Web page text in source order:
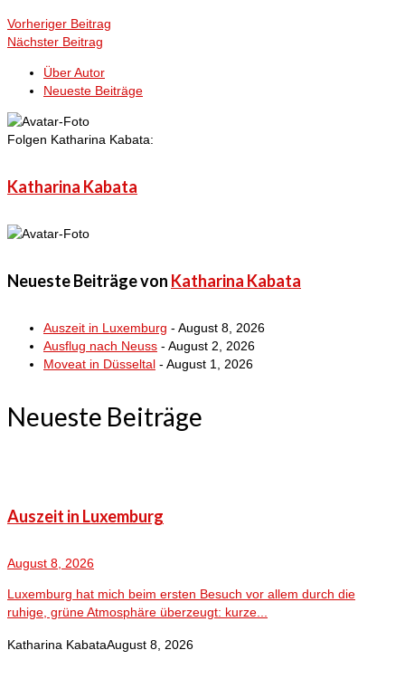
Vorheriger Beitrag
Nächster Beitrag
Über Autor
Neueste Beiträge
Folgen Katharina Kabata:
Katharina Kabata
Neueste Beiträge von Katharina Kabata
Auszeit in Luxemburg - August 8, 2026
Ausflug nach Neuss - August 2, 2026
Moveat in Düsseltal - August 1, 2026
Neueste Beiträge
Auszeit in Luxemburg
August 8, 2026
Luxemburg hat mich beim ersten Besuch vor allem durch die
ruhige, grüne Atmosphäre überzeugt: kurze...
Katharina KabataAugust 8, 2026